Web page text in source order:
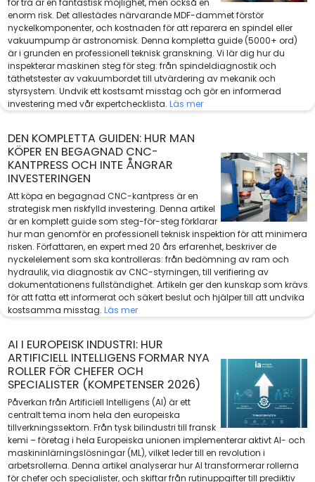
för trä är en fantastisk möjlighet, men också en
enorm risk. Det allestädes närvarande MDF-dammet förstör
nyckelkomponenter, och kostnaden för att reparera en spindel eller
vakuumpump är astronomisk. Denna kompletta guide (5000+ ord)
är i grunden en professionell teknisk granskning. Vi lär dig hur du
inspekterar maskinen steg för steg: från spindeldiagnostik och
täthetstester av vakuumbordet till utvärdering av mekanik och
styrsystem. Undvik ett kostsamt misstag och gör en informerad
investering med vår expertchecklista. Läs mer
DEN KOMPLETTA GUIDEN: HUR MAN
KÖPER EN BEGAGNAD CNC-
KANTPRESS OCH INTE ÅNGRAR
INVESTERINGEN
Att köpa en begagnad CNC-kantpress är en
strategisk men riskfylld investering. Denna artikel
är en komplett guide som steg-för-steg förklarar
hur man genomför en professionell teknisk inspektion för att minimera
risken. Författaren, en expert med 20 års erfarenhet, beskriver de
nyckelelement som ska kontrolleras: från bedömning av ram och
hydraulik, via diagnostik av CNC-styrningen, till verifiering av
dokumentationens fullständighet. Artikeln ger den kunskap som krävs
för att fatta ett informerat och säkert beslut och hjälper till att undvika
kostsamma misstag. Läs mer
AI I EUROPEISK INDUSTRI: HUR
ARTIFICIELL INTELLIGENS FORMAR NYA
ROLLER FÖR CHEFER OCH
SPECIALISTER (KOMPETENSER 2026)
Påverkan från Artificiell Intelligens (AI) är ett
centralt tema inom hela den europeiska
tillverkningssektorn. Från tysk bilindustri till fransk
kemi – företag i hela Europeiska unionen implementerar aktivt AI- och
maskininlärningslösningar (ML), vilket leder till en revolution i
arbetsrollerna. Denna artikel analyserar hur AI transformerar rollerna
för chefer och specialister, och skiftar från rutinuppgifter till prediktiv